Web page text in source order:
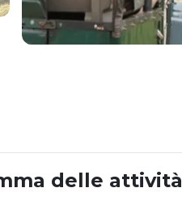
delle attività